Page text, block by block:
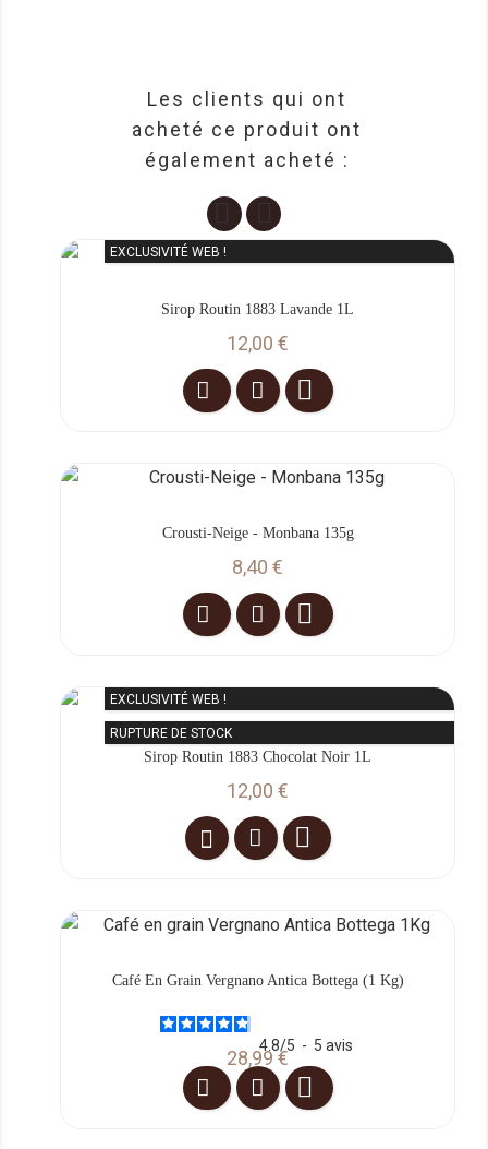
Les clients qui ont
acheté ce produit ont
également acheté :
EXCLUSIVITÉ WEB !
Sirop Routin 1883 Lavande 1L
Prix
12,00 €

Crousti-Neige - Monbana 135g
Prix
8,40 €

EXCLUSIVITÉ WEB !
RUPTURE DE STOCK
Sirop Routin 1883 Chocolat Noir 1L
Prix
12,00 €

Café En Grain Vergnano Antica Bottega (1 Kg)
4.8/5 - 5 avis
Prix
28,99 €
